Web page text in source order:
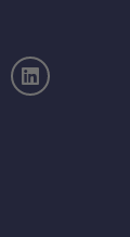
LinkedIn